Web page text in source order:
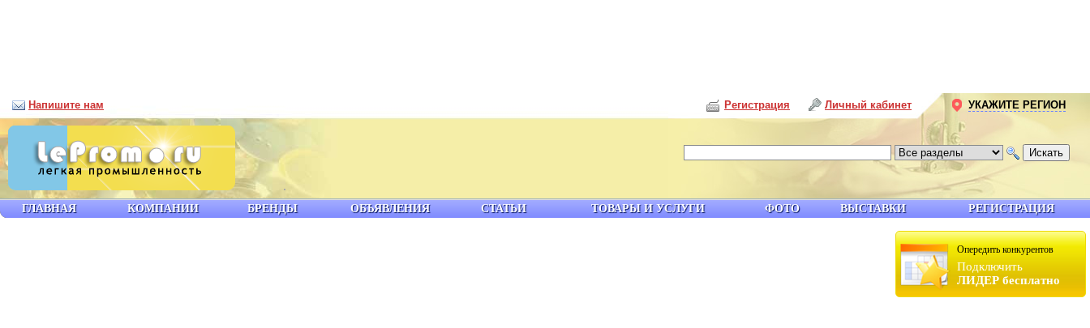
Опередить конкурентов
Подключить
ЛИДЕР бесплатно
ГЛАВНАЯ КОМПАНИИ БРЕНДЫ ОБЪЯВЛЕНИЯ СТАТЬИ ТОВАРЫ И УСЛУГИ ФОТО ВЫСТАВКИ РЕГИСТРАЦИЯ
Напишите нам Личный кабинет
Регистрация УКАЖИТЕ РЕГИОН